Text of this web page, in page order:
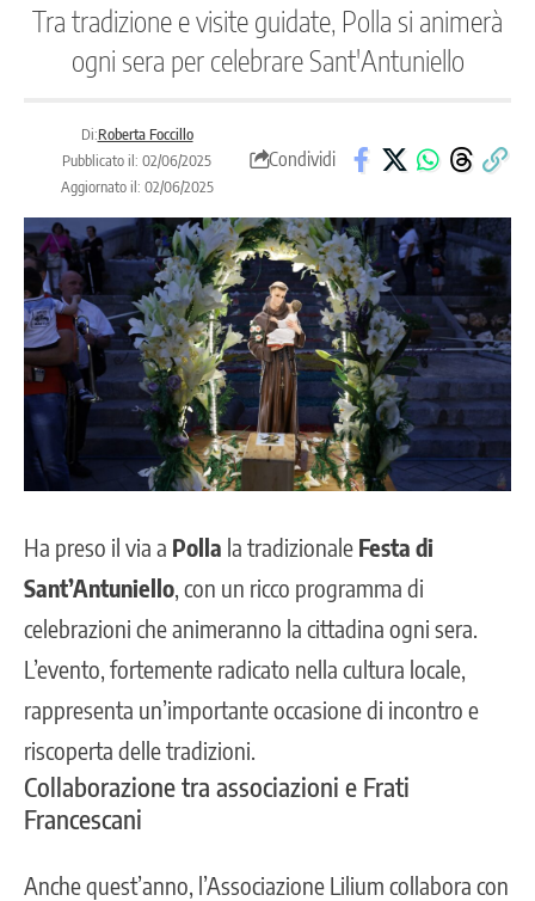
Tra tradizione e visite guidate, Polla si animerà
ogni sera per celebrare Sant'Antuniello
Di:Roberta Foccillo
Pubblicato il: 02/06/2025
Aggiornato il: 02/06/2025
Condividi
Ha preso il via a Polla la tradizionale Festa di
Sant’Antuniello , con un ricco programma di
celebrazioni che animeranno la cittadina ogni sera.
L’evento, fortemente radicato nella cultura locale,
rappresenta un’importante occasione di incontro e
riscoperta delle tradizioni.
Collaborazione tra associazioni e Frati
Francescani
Anche quest’anno, l’Associazione Lilium collabora con